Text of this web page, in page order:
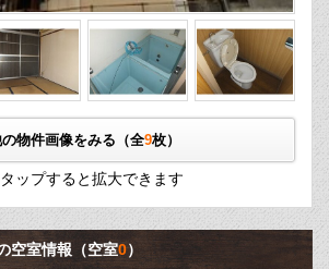
物件画像をみる（全9枚）
ップすると拡大できます
空室情報 （空室0）